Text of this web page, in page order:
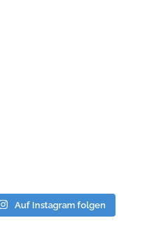
Auf Instagram folgen